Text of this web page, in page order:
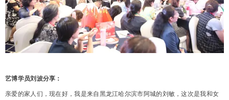
艺博学员刘波分享：
亲爱的家人们，现在好，我是来自黑龙江哈尔滨市阿城的刘敏，这次是我和女